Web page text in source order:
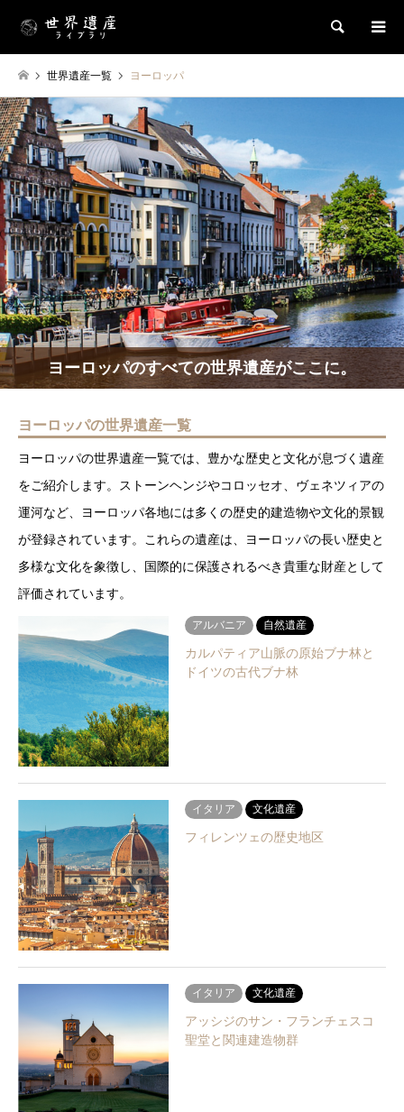
検索
世界遺産一覧 ヨーロッパ
ヨーロッパのすべての世界遺産がここに。
ヨーロッパの世界遺産一覧
ヨーロッパの世界遺産一覧では、豊かな歴史と文化が息づく遺産
をご紹介します。ストーンヘンジやコロッセオ、ヴェネツィアの
運河など、ヨーロッパ各地には多くの歴史的建造物や文化的景観
が登録されています。これらの遺産は、ヨーロッパの長い歴史と
多様な文化を象徴し、国際的に保護されるべき貴重な財産として
評価されています。
アルバニア 自然遺産
カルパティア山脈の原始ブナ林と
ドイツの古代ブナ林
イタリア 文化遺産
フィレンツェの歴史地区
イタリア 文化遺産
アッシジのサン・フランチェスコ
聖堂と関連建造物群